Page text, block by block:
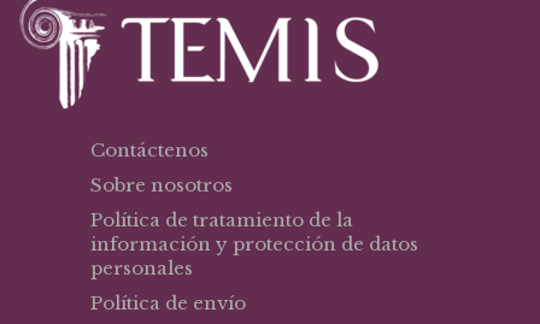
Contáctenos
Sobre nosotros
Política de tratamiento de la
información y protección de datos
personales
Política de envío